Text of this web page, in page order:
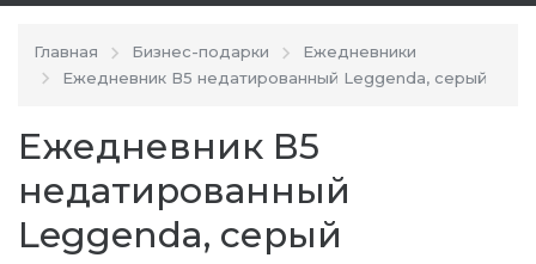
Главная Бизнес-подарки
Ежедневники
Ежедневник В5 недатированный Leggenda, серый
Ежедневник В5
недатированный
Leggenda, серый